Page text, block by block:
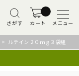
さがす カート メニュー
> ルテイン２０ｍｇ３袋組